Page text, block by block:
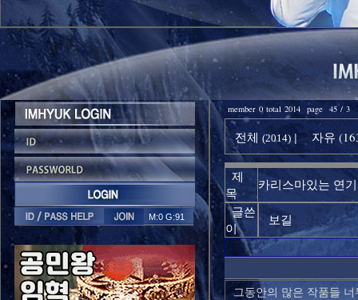
M:0 G:91
member 0 total 2014 page 45 / 3
전체 (2014) | 자유
제
목
카리스마있는 연
글쓴
이
보길
그동안의 많은 작품들